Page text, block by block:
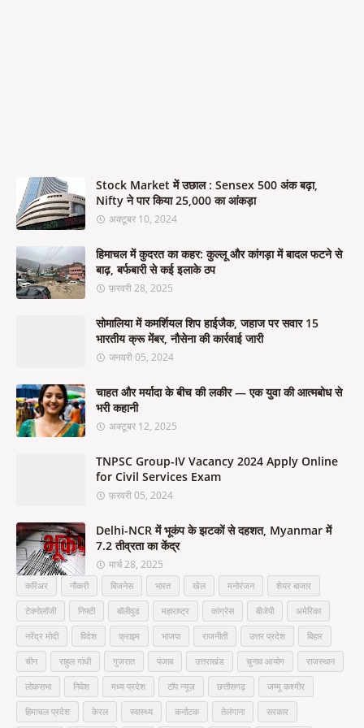
Stock Market में उछाल : Sensex 500 अंक बढ़ा,
Nifty ने पार किया 25,000 का आंकड़ा
अक्टूबर 10, 2024
हिमाचल में कुदरत का कहर: कुल्लू और कांगड़ा में बादल फटने से
बाढ़, बर्फबारी से कई इलाके ठप
फ़रवरी 28, 2025
सोमालिया में कमर्शियल शिप हाईजैक, जहाज पर सवार 15
भारतीय क्रू मेंबर, नौसेना की कार्रवाई जारी
जनवरी 05, 2024
चाहत और मर्यादा के बीच की लकीर — एक युवा की आत्मबोध से
भरी कहानी
अक्टूबर 12, 2025
TNPSC Group-IV Vacancy 2024 Apply Online
for Civil Services Exam
फ़रवरी 05, 2024
Delhi-NCR में भूकंप के झटकों से दहशत, Myanmar में
7.2 तीव्रता का केंद्र
मार्च 28, 2025
करिअर नौकरी बिजनेस भारत खेल मनोरंजन शेयर बाजार
टेक्नोलॉजी निफ्टी बॉलीवुड महाराष्ट्र कांग्रेस बीजेपी अमेरिका
नरेंद्र मोदी विदेश क्राइम भाजपा राजनीती उत्तर प्रदेश बिहार
चीन राहुल गांधी गुजरात पंजाब उत्तराखंड चुनाव आयोग राजस्थान
लोकसभा निवेश मध्य प्रदेश टॉप न्यूज़ छत्तीसगढ़ जम्मू कश्मीर
हिमाचल प्रदेश केरल स्वास्थ्य कर्नाटक तेलंगाना सरकार